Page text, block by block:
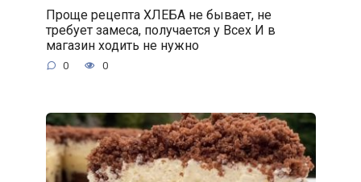
Проще рецепта ХЛЕБА не бывает, не
требует замеса, получается у Всех И в
магазин ходить не нужно
0 0